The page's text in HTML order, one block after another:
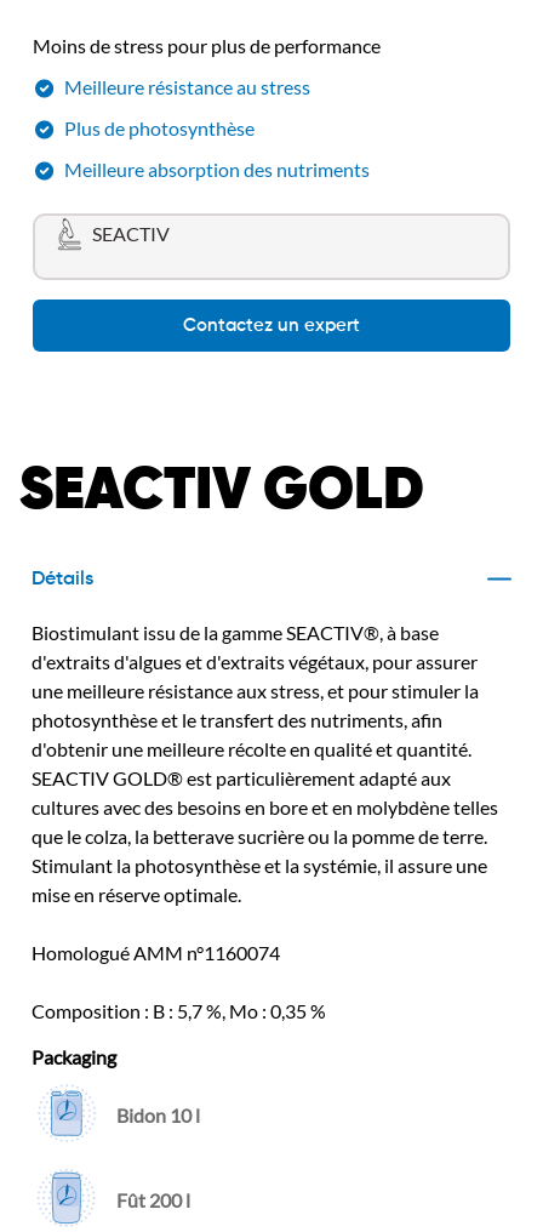
Moins de stress pour plus de performance
Meilleure résistance au stress
Plus de photosynthèse
Meilleure absorption des nutriments
SEACTIV
Contactez un expert
SEACTIV GOLD
Détails
Biostimulant issu de la gamme SEACTIV®, à base
d'extraits d'algues et d'extraits végétaux, pour assurer
une meilleure résistance aux stress, et pour stimuler la
photosynthèse et le transfert des nutriments, afin
d'obtenir une meilleure récolte en qualité et quantité.
SEACTIV GOLD® est particulièrement adapté aux
cultures avec des besoins en bore et en molybdène telles
que le colza, la betterave sucrière ou la pomme de terre.
Stimulant la photosynthèse et la systémie, il assure une
mise en réserve optimale.
Homologué AMM n°1160074
Composition : B : 5,7 %, Mo : 0,35 %
Packaging
Bidon 10 l
Fût 200 l